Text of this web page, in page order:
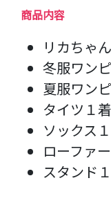
商品内容
リカちゃ
冬服ワン
夏服ワン
タイツ１着
ソックス
ローファ
スタンド